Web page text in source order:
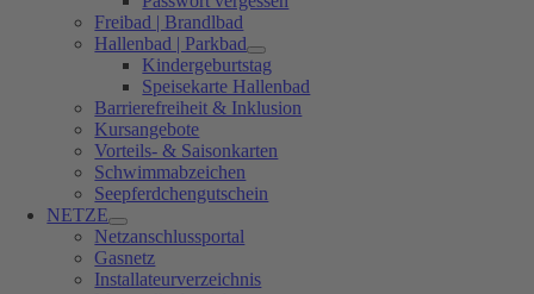
Freibad | Brandlbad
Hallenbad | Parkbad
Kindergeburtstag
Speisekarte Hallenbad
Barrierefreiheit & Inklusion
Kursangebote
Vorteils- & Saisonkarten
Schwimmabzeichen
Seepferdchengutschein
NETZE
Netzanschlussportal
Gasnetz
Installateurverzeichnis